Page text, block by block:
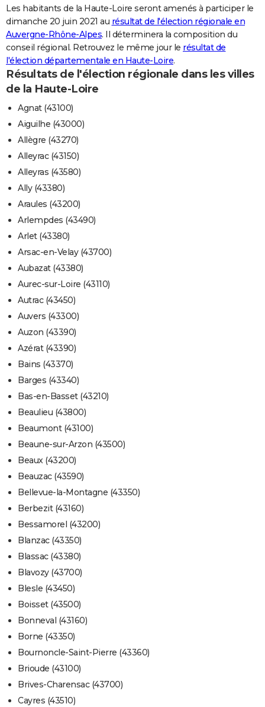
Destinations
City break
Voyage nature
Voyage de noces
Forum
Climat
+
GUIDES D'ACHAT
BONS PLANS
CARTE DE VOEUX
Carte de Noël
Carte Bonne année
Carte Saint-Valentin
Carte Pâques
Carte d'anniversaire
DICTIONNAIRE
Dictionnaire
Biographies
Citations
Expressions
Proverbes
PROGRAMME TV
COPAINS D'AVANT
S'inscrire
Se connecter
Lycées
Collèges
Primaires
Universités
Entreprises
Service militaire
Avis de recherche
AVIS DE DÉCÈS
FORUM
Bricolage
Les habitants de la Haute-Loire seront amenés à participer le
dimanche 20 juin 2021 au résultat de l'élection régionale en
Auvergne-Rhône-Alpes. Il déterminera la composition du
conseil régional. Retrouvez le même jour le résultat de
l'élection départementale en Haute-Loire.
Résultats de l'élection régionale dans les villes
de la Haute-Loire
Agnat (43100)
Aiguilhe (43000)
Allègre (43270)
Alleyrac (43150)
Alleyras (43580)
Ally (43380)
Araules (43200)
Arlempdes (43490)
Arlet (43380)
Arsac-en-Velay (43700)
Aubazat (43380)
Aurec-sur-Loire (43110)
Autrac (43450)
Auvers (43300)
Auzon (43390)
Azérat (43390)
Bains (43370)
Barges (43340)
Bas-en-Basset (43210)
Beaulieu (43800)
Beaumont (43100)
Beaune-sur-Arzon (43500)
Beaux (43200)
Beauzac (43590)
Bellevue-la-Montagne (43350)
Berbezit (43160)
Bessamorel (43200)
Blanzac (43350)
Blassac (43380)
Blavozy (43700)
Blesle (43450)
Boisset (43500)
Bonneval (43160)
Borne (43350)
Bournoncle-Saint-Pierre (43360)
Brioude (43100)
Brives-Charensac (43700)
Cayres (43510)